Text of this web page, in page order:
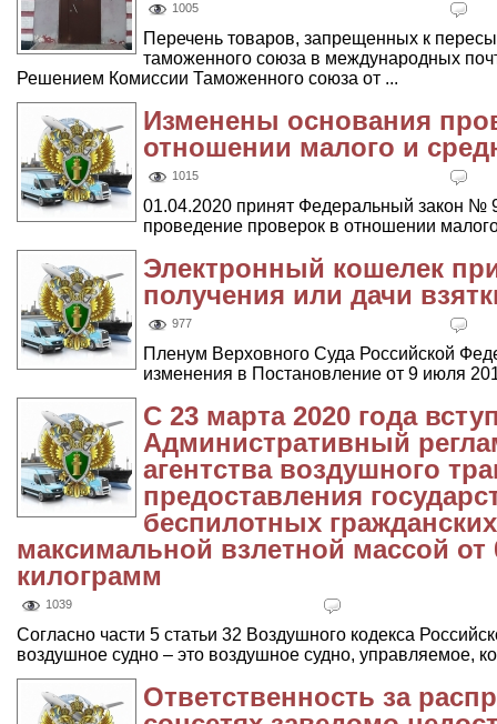
1005
Перечень товаров, запрещенных к
таможенного союза в международных
Решением Комиссии Таможенного союза от ...
Изменены основания
отношении малого и
1015
01.04.2020 принят Федеральный закон №
проведение проверок в отношении
Электронный кошелек
получения или дачи
977
Пленум Верховного Суда Российской
изменения в Постановление от 9 июля
С 23 марта 2020 года
Административный
агентства воздушного
предоставления
беспилотных
максимальной взлетной массой от
килограмм
1039
Согласно части 5 статьи 32 Воздушного кодекса
воздушное судно – это воздушное судно, управляемое,
Ответственность за